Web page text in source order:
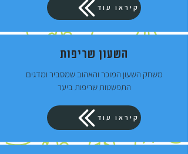
קיראו עוד
השעון שריפות
משחק השעון המוכר והאהוב שמסביר ומדגים
התפשטות שריפות ביער
קיראו עוד